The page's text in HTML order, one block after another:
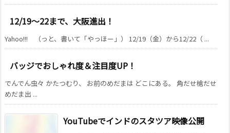
12/19〜22まで、大阪進出！
Yahoo!!! （っと、書いて「やっほー」） 12/19（金）から12/22（ ...
バッジでおしゃれ度＆注目度UP！
でんでん虫々 かたつむり、 お前のめだまは どこにある。 角だせ槍だせ
めだま出 ...
YouTubeでインドのスタツア映像公開